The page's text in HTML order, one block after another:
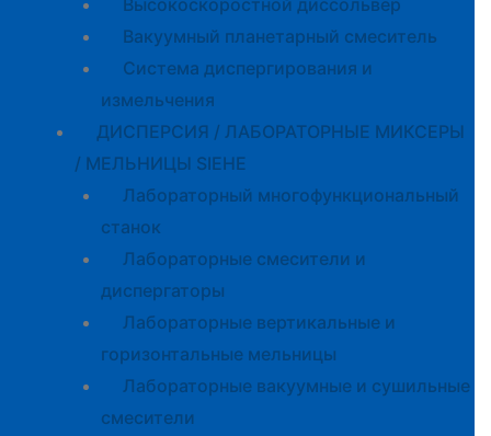
Высокоскоростной диссольвер
Вакуумный планетарный смеситель
Система диспергирования и
измельчения
ДИСПЕРСИЯ / ЛАБОРАТОРНЫЕ МИКСЕРЫ
/ МЕЛЬНИЦЫ SIEHE
Лабораторный многофункциональный
станок
Лабораторные смесители и
диспергаторы
Лабораторные вертикальные и
горизонтальные мельницы
Лабораторные вакуумные и сушильные
смесители